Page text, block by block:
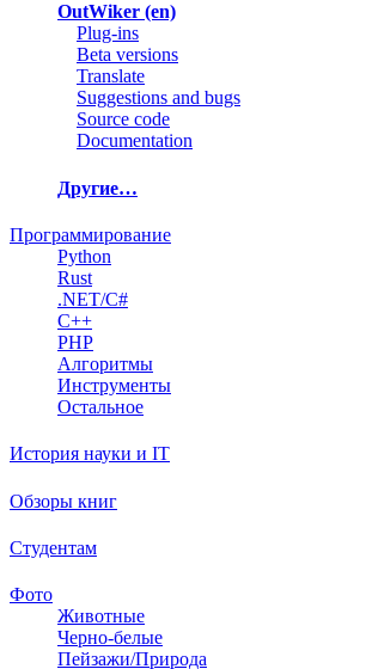
OutWiker (en)
Plug-ins
Beta versions
Translate
Suggestions and bugs
Source code
Documentation
Другие…
Программирование
Python
Rust
.NET/C#
C++
PHP
Алгоритмы
Инструменты
Остальное
История науки и IT
Обзоры книг
Студентам
Фото
Животные
Черно-белые
Пейзажи/Природа